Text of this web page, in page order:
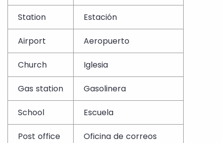
Station Estación
Airport Aeropuerto
Church Iglesia
Gas station Gasolinera
School Escuela
Post office Oficina de correos